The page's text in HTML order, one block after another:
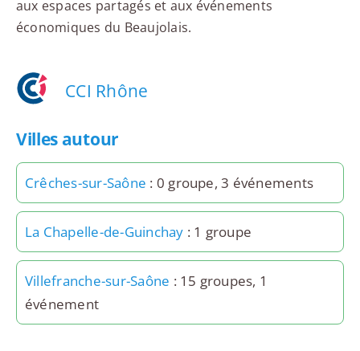
aux espaces partagés et aux événements
économiques du Beaujolais.
CCI Rhône
Villes autour
Crêches-sur-Saône : 0 groupe, 3 événements
La Chapelle-de-Guinchay : 1 groupe
Villefranche-sur-Saône : 15 groupes, 1
événement